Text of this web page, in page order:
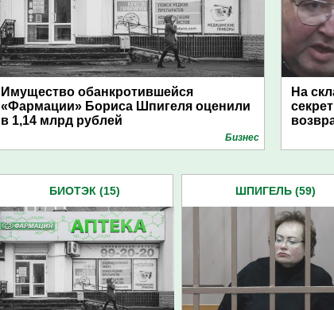
Имущество обанкротившейся
«Фармации» Бориса Шпигеля оценили
в 1,14 млрд рублей
Бизнес
На
БИОТЭК (15) ШПИГЕЛЬ (59)